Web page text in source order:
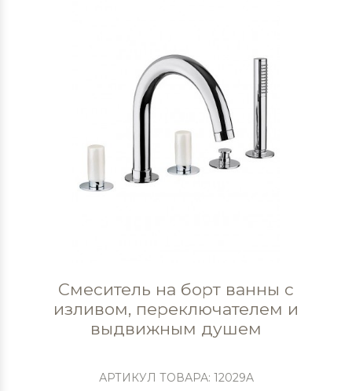
Смеситель на борт ванны с
изливом, переключателем и
выдвижным душем
АРТИКУЛ ТОВАРА: 12029A